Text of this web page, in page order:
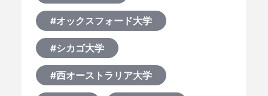
#オックスフォード大学
#シカゴ大学
#西オーストラリア大学